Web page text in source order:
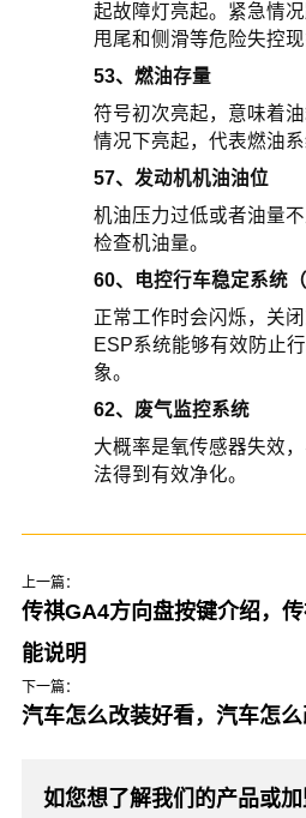
起故障灯亮起。紧急情
甩尾和侧滑等危险失控现
53、燃油存量
符号初次亮起，意味着
情况下亮起，代表燃油系
57、发动机机油油位
机油压力过低或者油量
检查机油量。
60、电控行车稳定系统（
正常工作时会闪烁，关
ESP系统能够有效防止
象。
62、废气监控系统
大概率是氧传感器失效
法得到有效净化。
上一篇：
传祺GA4方向盘按键介绍，
能说明
下一篇：
汽车怎么改装好看，汽车怎
如您想了解我们的产品或